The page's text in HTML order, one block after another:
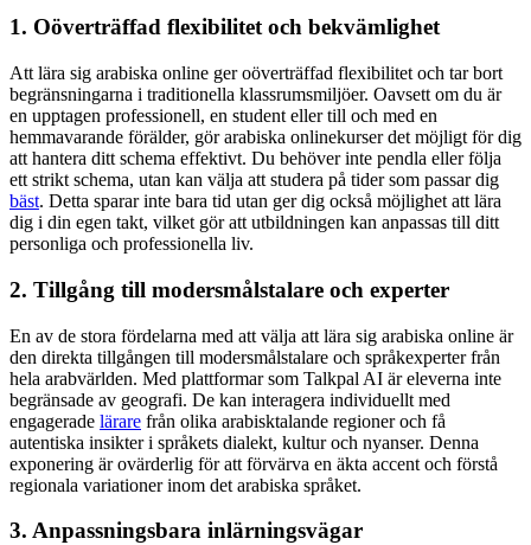
1. Oöverträffad flexibilitet och bekvämlighet
Att lära sig arabiska online ger oöverträffad flexibilitet och tar bort
begränsningarna i traditionella klassrumsmiljöer. Oavsett om du är
en upptagen professionell, en student eller till och med en
hemmavarande förälder, gör arabiska onlinekurser det möjligt för dig
att hantera ditt schema effektivt. Du behöver inte pendla eller följa
ett strikt schema, utan kan välja att studera på tider som passar dig
bäst. Detta sparar inte bara tid utan ger dig också möjlighet att lära
dig i din egen takt, vilket gör att utbildningen kan anpassas till ditt
personliga och professionella liv.
2. Tillgång till modersmålstalare och experter
En av de stora fördelarna med att välja att lära sig arabiska online är
den direkta tillgången till modersmålstalare och språkexperter från
hela arabvärlden. Med plattformar som Talkpal AI är eleverna inte
begränsade av geografi. De kan interagera individuellt med
engagerade lärare från olika arabisktalande regioner och få
autentiska insikter i språkets dialekt, kultur och nyanser. Denna
exponering är ovärderlig för att förvärva en äkta accent och förstå
regionala variationer inom det arabiska språket.
3. Anpassningsbara inlärningsvägar